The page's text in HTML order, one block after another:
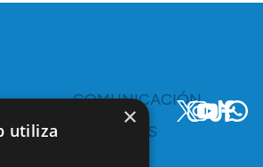
y
COMUNICACIÓN
RECURSOS
×
utiliza